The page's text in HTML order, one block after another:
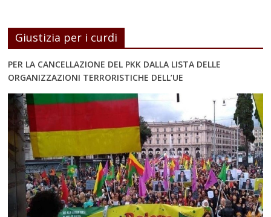
Giustizia per i curdi
PER LA CANCELLAZIONE DEL PKK DALLA LISTA DELLE
ORGANIZZAZIONI TERRORISTICHE DELL’UE